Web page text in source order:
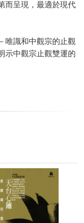
而呈現，最適於現代
唯識和中觀宗的止觀
示中觀宗止觀雙運的